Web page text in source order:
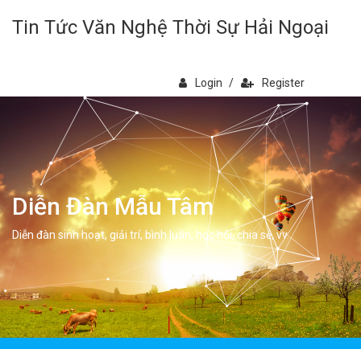
Tin Tức Văn Nghệ Thời Sự Hải Ngoại
Login / Register
Diễn Đàn Mẫu Tâm
Diễn đàn sinh hoạt, giải trí, bình luân, học hỏi, chia sẻ, vv.